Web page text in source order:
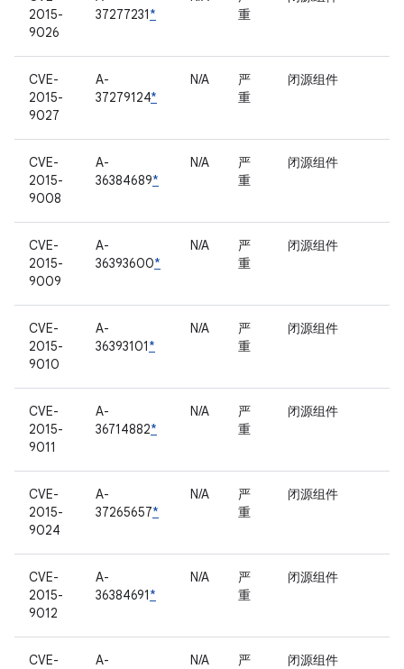
2015-
9026
37277231*
重
CVE-
2015-
9027
A-
37279124*
N/A
严
重
闭源组件
CVE-
2015-
9008
A-
36384689*
N/A
严
重
闭源组件
CVE-
2015-
9009
A-
36393600*
N/A
严
重
闭源组件
CVE-
2015-
9010
A-
36393101*
N/A
严
重
闭源组件
CVE-
2015-
9011
A-
36714882*
N/A
严
重
闭源组件
CVE-
2015-
9024
A-
37265657*
N/A
严
重
闭源组件
CVE-
2015-
9012
A-
36384691*
N/A
严
重
闭源组件
CVE-
A-
N/A
严
闭源组件